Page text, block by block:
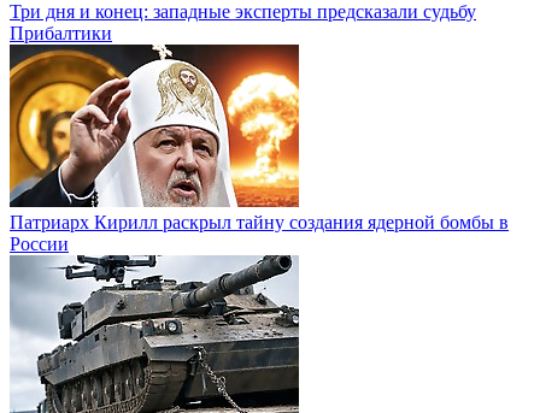
Три дня и конец: западные эксперты предсказали судьбу
Прибалтики
Патриарх Кирилл раскрыл тайну создания ядерной бомбы в
России